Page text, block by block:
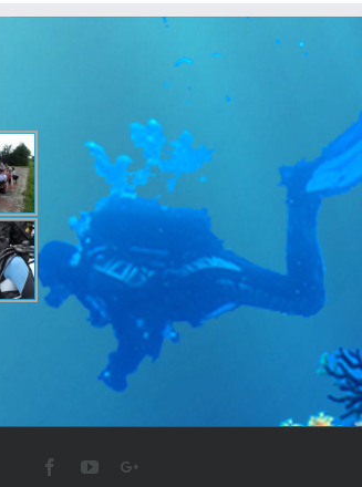
Facebook
YoutubeGoogle+